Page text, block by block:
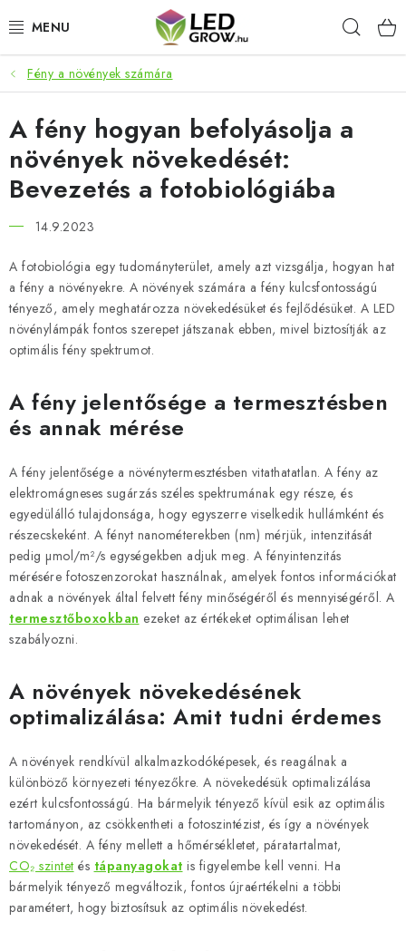
tartalomhoz
AKCIÓS TERMÉKEK
LED NÖVÉNYVILÁGÍTÁS
TERMESZTÉSI KELLÉKEK
AKVARISZTIKAI TERMÉKEK
MIKROZÖLDEK
OKOS KERT
Általános Üzleti Feltételek
Fény a növények számára
A fény hogyan befolyásolja a
növények növekedését:
Bevezetés a fotobiológiába
14.9.2023
A fotobiológia egy tudományterület, amely azt vizsgálja, hogyan hat
a fény a növényekre. A növények számára a fény kulcsfontosságú
tényező, amely meghatározza növekedésüket és fejlődésüket. A LED
növénylámpák fontos szerepet játszanak ebben, mivel biztosítják az
optimális fény spektrumot.
A fény jelentősége a termesztésben
és annak mérése
A fény jelentősége a növénytermesztésben vitathatatlan. A fény az
elektromágneses sugárzás széles spektrumának egy része, és
egyedülálló tulajdonsága, hogy egyszerre viselkedik hullámként és
részecskeként. A fényt nanométerekben (nm) mérjük, intenzitását
pedig µmol/m²/s egységekben adjuk meg. A fényintenzitás
mérésére fotoszenzorokat használnak, amelyek fontos információkat
adnak a növények által felvett fény minőségéről és mennyiségéről. A
termesztőboxokban ezeket az értékeket optimálisan lehet
szabályozni.
A növények növekedésének
optimalizálása: Amit tudni érdemes
A növények rendkívül alkalmazkodóképesek, és reagálnak a
különböző környezeti tényezőkre. A növekedésük optimalizálása
ezért kulcsfontosságú. Ha bármelyik tényező kívül esik az optimális
tartományon, az csökkentheti a fotoszintézist, és így a növények
növekedését. A fény mellett a hőmérsékletet, páratartalmat,
CO₂ szintet és tápanyagokat is figyelembe kell venni. Ha
bármelyik tényező megváltozik, fontos újraértékelni a többi
paramétert, hogy biztosítsuk az optimális növekedést.